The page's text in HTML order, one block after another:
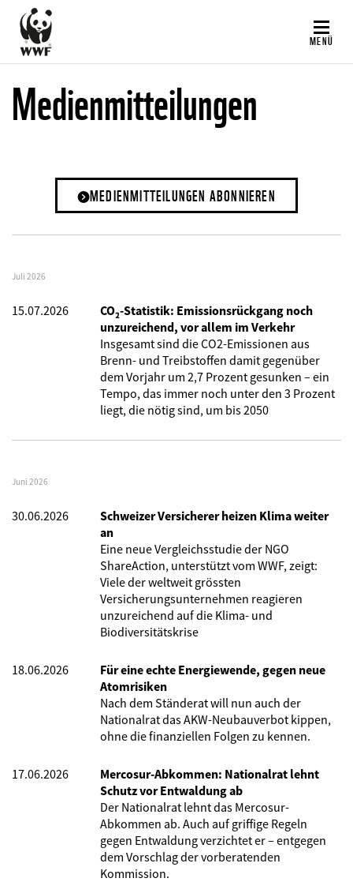
Direkt
zum
Inhalt
MENÜ
Medienmitteilungen
MEDIENMITTEILUNGEN ABONNIEREN
Juli 2026
15.07.2026
CO₂-Statistik: Emissionsrückgang noch
unzureichend, vor allem im Verkehr
Insgesamt sind die CO2-Emissionen aus
Brenn- und Treibstoffen damit gegenüber
dem Vorjahr um 2,7 Prozent gesunken – ein
Tempo, das immer noch unter den 3 Prozent
liegt, die nötig sind, um bis 2050
Juni 2026
30.06.2026
Schweizer Versicherer heizen Klima weiter
an
Eine neue Vergleichsstudie der NGO
ShareAction, unterstützt vom WWF, zeigt:
Viele der weltweit grössten
Versicherungsunternehmen reagieren
unzureichend auf die Klima- und
Biodiversitätskrise
18.06.2026
Für eine echte Energiewende, gegen neue
Atomrisiken
Nach dem Ständerat will nun auch der
Nationalrat das AKW-Neubauverbot kippen,
ohne die finanziellen Folgen zu kennen.
17.06.2026
Mercosur-Abkommen: Nationalrat lehnt
Schutz vor Entwaldung ab
Der Nationalrat lehnt das Mercosur-
Abkommen ab. Auch auf griffige Regeln
gegen Entwaldung verzichtet er – entgegen
dem Vorschlag der vorberatenden
Kommission.